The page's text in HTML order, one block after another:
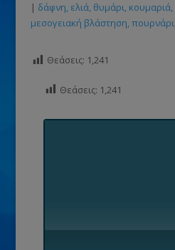
| δάφνη ελιά θυμάρι κουμαριά
μεσογειακή βλάστηση πουρνάρι
Θεάσεις: 1,241
Θεάσεις: 1,241